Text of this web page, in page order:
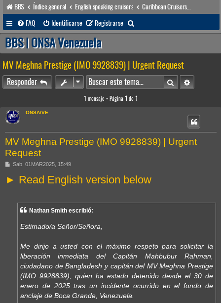
BBS Índice general English speaking cruisers
FAQ
Identificarse Registrarse
u
c
a
r
BBS | ONSA Venezuela
MV Meghna Prestige (IMO 9928839) | Urgent Request
Responder BuscarBúsqueda
1 mensaje • Página 1 de 1
ONSA/VE
MV Meghna Prestige (IMO 9928839) | Urgent
Request
M
s
Sab. 01MAR2025, 15:49
► Read English version below
Nathan Smith escribió:
Estimado/a Señor/Señora,
Me dirijo a usted con el máximo respeto para solicitar la
liberación inmediata del Capitán Mahbubur Rahman,
ciudadano de Bangladesh y capitán del MV Meghna Prestige
(IMO 9928839), quien ha estado detenido desde el 30 de
enero de 2025 tras un incidente ocurrido en el fondo de
anclaje de Boca Grande, Venezuela.